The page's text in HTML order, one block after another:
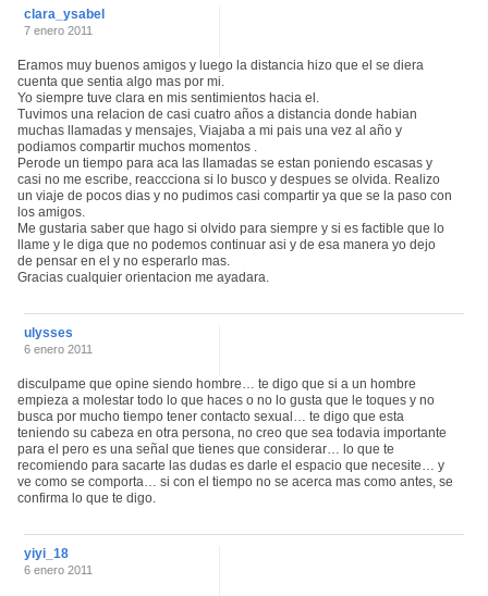
clara_ysabel
7 enero 2011
Eramos muy buenos amigos y luego la distancia hizo que el se diera
cuenta que sentia algo mas por mi.
Yo siempre tuve clara en mis sentimientos hacia el.
Tuvimos una relacion de casi cuatro años a distancia donde habian
muchas llamadas y mensajes, Viajaba a mi pais una vez al año y
podiamos compartir muchos momentos .
Perode un tiempo para aca las llamadas se estan poniendo escasas y
casi no me escribe, reaccciona si lo busco y despues se olvida. Realizo
un viaje de pocos dias y no pudimos casi compartir ya que se la paso con
los amigos.
Me gustaria saber que hago si olvido para siempre y si es factible que lo
llame y le diga que no podemos continuar asi y de esa manera yo dejo
de pensar en el y no esperarlo mas.
Gracias cualquier orientacion me ayadara.
ulysses
6 enero 2011
disculpame que opine siendo hombre… te digo que si a un hombre
empieza a molestar todo lo que haces o no lo gusta que le toques y no
busca por mucho tiempo tener contacto sexual… te digo que esta
teniendo su cabeza en otra persona, no creo que sea todavia importante
para el pero es una señal que tienes que considerar… lo que te
recomiendo para sacarte las dudas es darle el espacio que necesite… y
ve como se comporta… si con el tiempo no se acerca mas como antes, se
confirma lo que te digo.
yiyi_18
6 enero 2011